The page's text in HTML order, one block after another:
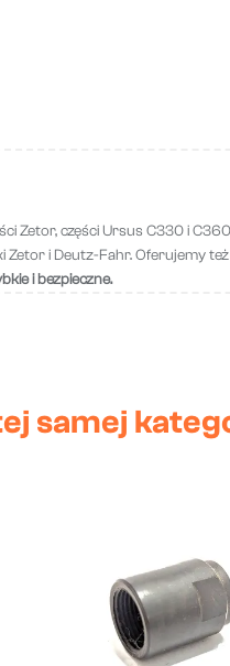
Zetor, części Ursus C330 i
i Deutz-Fahr. Oferujemy
i bezpieczne.
samej